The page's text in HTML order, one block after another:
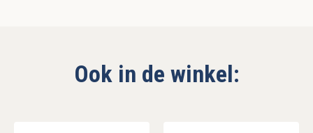
Ook in de winkel: